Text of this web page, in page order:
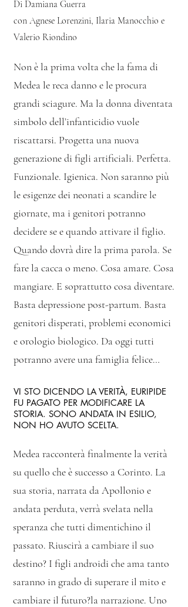
Di Damiana Guerra
con Agnese Lorenzini, Ilaria Manocchio e
Valerio Riondino
Non è la prima volta che la fama di
Medea le reca danno e le procura
grandi sciagure. Ma la donna diventata
simbolo dell’infanticidio vuole
riscattarsi. Progetta una nuova
generazione di figli artificiali. Perfetta.
Funzionale. Igienica. Non saranno più
le esigenze dei neonati a scandire le
giornate, ma i genitori potranno
decidere se e quando attivare il figlio.
Quando dovrà dire la prima parola. Se
fare la cacca o meno. Cosa amare. Cosa
mangiare. E soprattutto cosa diventare.
Basta depressione post-partum. Basta
genitori disperati, problemi economici
e orologio biologico. Da oggi tutti
potranno avere una famiglia felice…
VI STO DICENDO LA VERITÀ, EURIPIDE
FU PAGATO PER MODIFICARE LA
STORIA. SONO ANDATA IN ESILIO,
NON HO AVUTO SCELTA.
Medea racconterà finalmente la verità
su quello che è successo a Corinto. La
sua storia, narrata da Apollonio e
andata perduta, verrà svelata nella
speranza che tutti dimentichino il
passato. Riuscirà a cambiare il suo
destino? I figli androidi che ama tanto
saranno in grado di superare il mito e
cambiare il futuro?la narrazione. Uno